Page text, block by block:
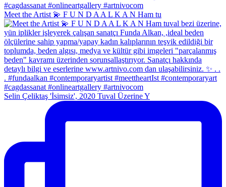
Meet the Artist 💫 F U N D A A L K A N Ham tu
Selin Çeliktaş 'İsimsiz', 2020 Tuval Üzerine Y